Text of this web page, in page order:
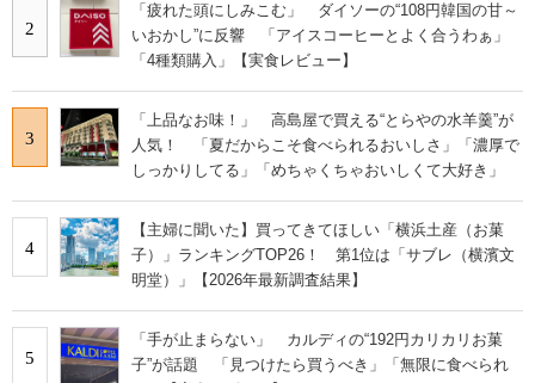
2
「疲れた頭にしみこむ」 ダイソーの“108円韓国の甘～
いおかし”に反響 「アイスコーヒーとよく合うわぁ」
「4種類購入」【実食レビュー】
3
「上品なお味！」 高島屋で買える“とらやの水羊羹”が
人気！ 「夏だからこそ食べられるおいしさ」「濃厚で
しっかりしてる」「めちゃくちゃおいしくて大好き」
4
【主婦に聞いた】買ってきてほしい「横浜土産（お菓
子）」ランキングTOP26！ 第1位は「サブレ（横濱文
明堂）」【2026年最新調査結果】
5
「手が止まらない」 カルディの“192円カリカリお菓
子”が話題 「見つけたら買うべき」「無限に食べられ